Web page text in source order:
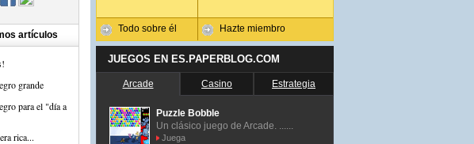
artículos
grande
para el "día a
rica...
Todo sobre él Hazte miembro
JUEGOS EN ES.PAPERBLOG.COM
Arcade Casino Estrategia
Puzzle Bobble
Un clásico juego de Arcade. ......
Juega